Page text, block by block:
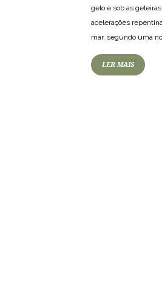
gelo e sob as
acelerações
mar, segundo uma
LER MAIS